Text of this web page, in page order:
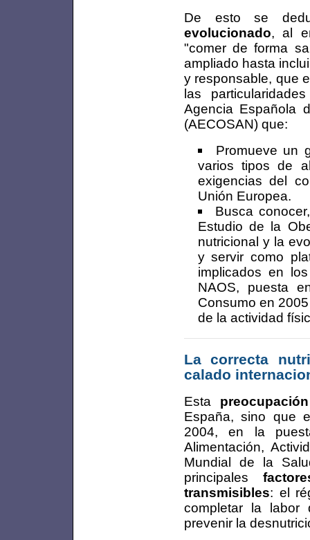
De esto se
evolucionado, al
"comer de forma
ampliado hasta
y responsable, que
las
Agencia Española
(AECOSAN) que:
Promueve un
varios tipos de
exigencias del
Unión Europea.
Busca
Estudio de la
nutricional y la
y servir como
implicados en
NAOS, puesta
Consumo en
de la actividad
La correcta
calado
Esta
España, sino que
2004, en la
Alimentación,
Mundial de la
principales
transmisibles: el
completar la labor
prevenir la